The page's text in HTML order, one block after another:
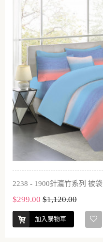
2238 - 1900針瀛竹系列 被袋
$299.00 $1,120.00
加入購物車